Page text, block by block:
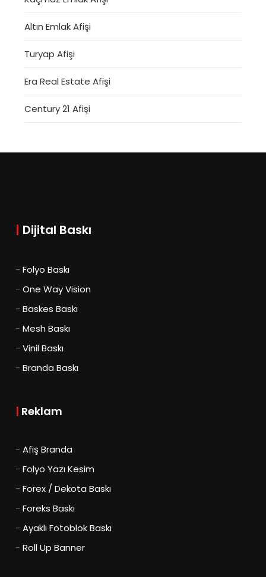
Altın Emlak Afişi
Turyap Afişi
Era Real Estate Afişi
Century 21 Afişi
| Dijital Baskı
-Folyo Baskı
-One Way Vision
-Baskes Baskı
-Mesh Baskı
-Vinil Baskı
-Branda Baskı
| Reklam
-Afiş Branda
-Folyo Yazı Kesim
-Forex / Dekota Baskı
-Foreks Baskı
-Ayaklı Fotoblok Baskı
-Roll Up Banner